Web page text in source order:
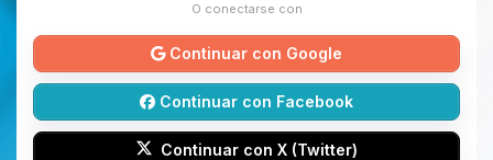
O conectarse con
Continuar con Google
Continuar con Facebook
Continuar con X (Twitter)